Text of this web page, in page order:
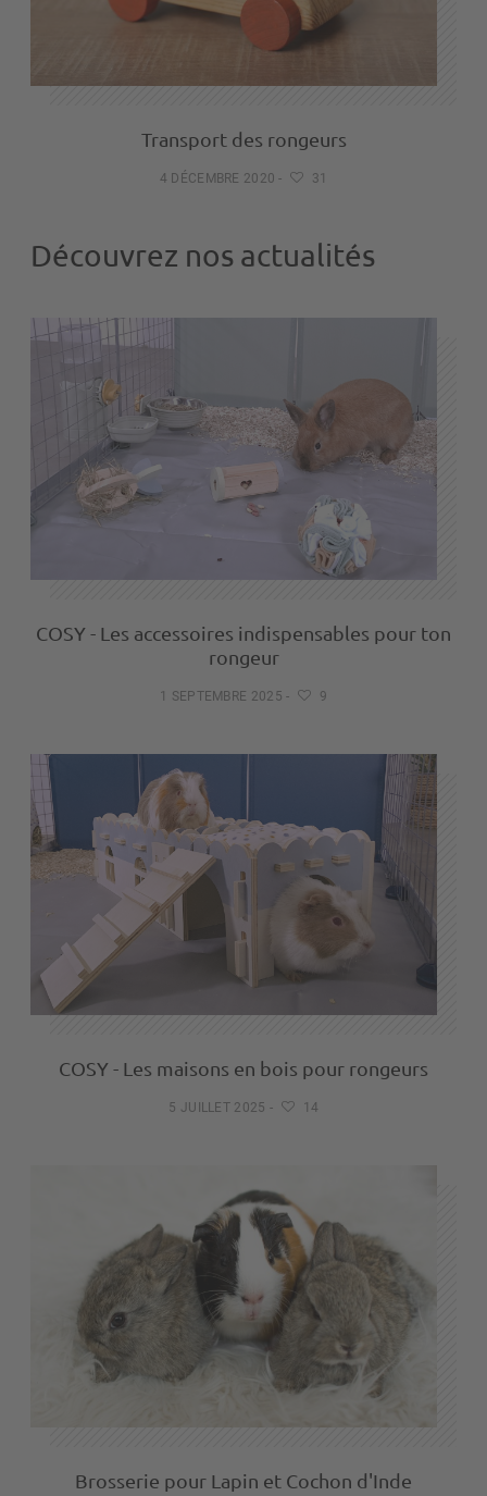
Transport des rongeurs
4 DÉCEMBRE 2020 - 31
Découvrez nos actualités
COSY - Les accessoires indispensables pour ton
rongeur
1 SEPTEMBRE 2025 - 9
COSY - Les maisons en bois pour rongeurs
5 JUILLET 2025 - 14
Brosserie pour Lapin et Cochon d'Inde